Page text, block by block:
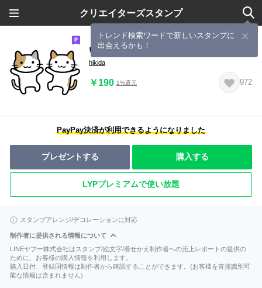
クリエイターズスタンプ
トレンド検索ワードで新しいスタンプに
出会えるかも！
いつも一緒（ねこ）
hikida
￥190 1%還元 972
PayPay決済が利用できるようになりました
プレゼントする 購入する
LYPプレミアムで使い放題
スタンプアレンジ/デコレーションに対応
制作者に提供される情報について
LINEヤフー株式会社はスタンプ/絵文字/着せかえ制作者への売上レポートの提供の
ために、お客様の購入情報を利用します。
購入日付、登録国情報は制作者から確認することができます。(お客様を直接識別可
能な情報は含まれません)